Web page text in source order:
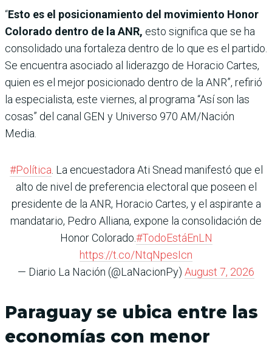
“Esto es el posicionamiento del movimiento Honor
Colorado dentro de la ANR, esto significa que se ha
consolidado una fortaleza dentro de lo que es el partido.
Se encuentra asociado al liderazgo de Horacio Cartes,
quien es el mejor posicionado dentro de la ANR”, refirió
la especialista, este viernes, al programa “Así son las
cosas” del canal GEN y Universo 970 AM/Nación
Media.
#Política . La encuestadora Ati Snead manifestó que el
alto de nivel de preferencia electoral que poseen el
presidente de la ANR, Horacio Cartes, y el aspirante a
mandatario, Pedro Alliana, expone la consolidación de
Honor Colorado.#TodoEstáEnLN
https://t.co/NtqNpesIcn
— Diario La Nación (@LaNacionPy) August 7, 2026
Paraguay se ubica entre las
economías con menor